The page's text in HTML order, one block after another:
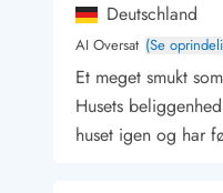
Kontakt BjerregårdKontakt
Kontakt, åbningstider og
Feriehusudlejning siden 1965
Bæredygtighed
Gæsterne siger
Deutschland
AI Oversat (Se
Et meget smukt
Husets
huset igen og har